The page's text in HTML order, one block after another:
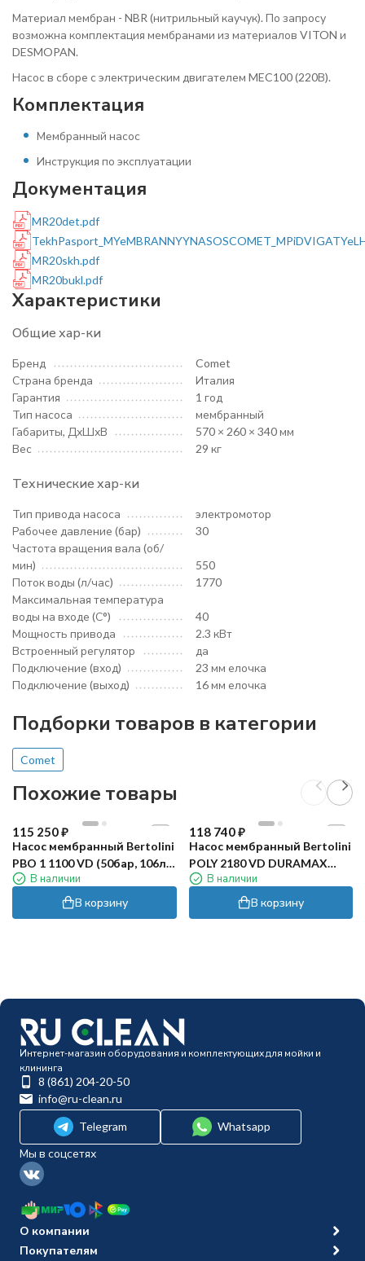
Материал мембран - NBR (нитрильный каучук). По запросу
возможна комплектация мембранами из материалов VITON и
DESMOPAN.
Насос в сборе с электрическим двигателем MEC100 (220В).
Комплектация
Мембранный насос
Инструкция по эксплуатации
Документация
MR20det.pdf
MR20skh.pdf
MR20bukl.pdf
Характеристики
Общие хар-ки
Бренд
Comet
Страна бренда
Италия
Гарантия
1 год
Тип насоса
мембранный
Габариты, ДхШхВ
570 × 260 × 340 мм
Вес
29 кг
Технические хар-ки
Тип привода насоса
электромотор
Рабочее давление (бар)
30
Частота вращения вала (об/
мин)
550
Поток воды (л/час)
1770
Максимальная температура
воды на входе (С°)
40
Мощность привода
2.3 кВт
Встроенный регулятор
да
Подключение (вход)
23 мм елочка
Подключение (выход)
16 мм елочка
Подборки товаров в категории
Comet
Похожие товары
115 250₽
Насос мембранный Bertolini
PBO 1 1100 VD (50бар, 106л/
мин, ВОМ, 1"3/8, 2х-
сторонний)
В наличии
В корзину
118 740₽
Насос мембранный Bertolini
POLY 2180 VD DURAMAX
(15бар, 165л/мин, ВОМ 1"3/8,
2х-сторонний)
В наличии
В корзину
Интернет-магазин оборудования и комплектующих для мойки и
клининга
8 (861) 204-20-50
info@ru-clean.ru
Telegram
Whatsapp
Мы в соцсетях
О компании
Покупателям